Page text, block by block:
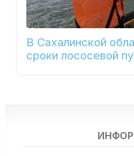
В Сахалинской
сроки лососевой